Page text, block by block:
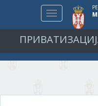
Toggle
navigation